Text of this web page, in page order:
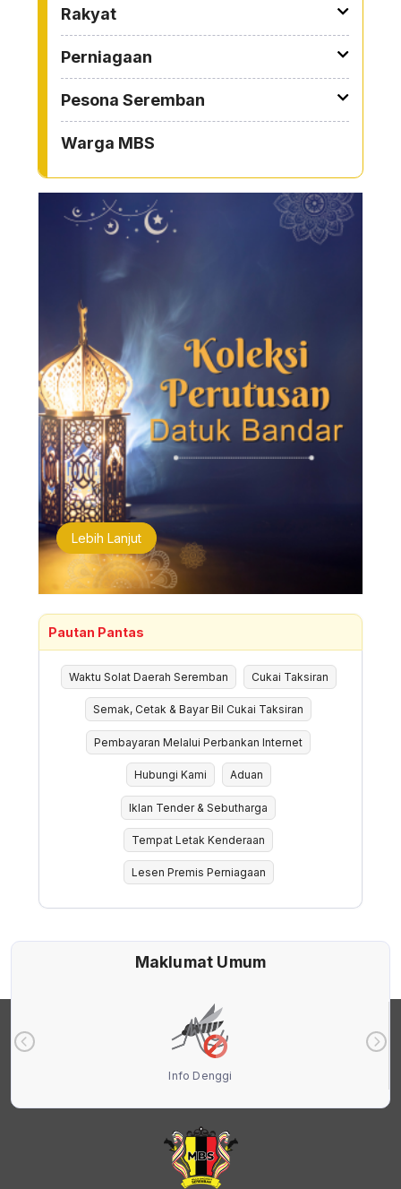
Rakyat
Perniagaan
Pesona Seremban
Warga MBS
Lebih Lanjut
Pautan Pantas
Waktu Solat Daerah Seremban Cukai Taksiran
Semak, Cetak & Bayar Bil Cukai Taksiran
Pembayaran Melalui Perbankan Internet
Hubungi Kami Aduan
Iklan Tender & Sebutharga
Tempat Letak Kenderaan
Lesen Premis Perniagaan
Maklumat Umum
Info Denggi